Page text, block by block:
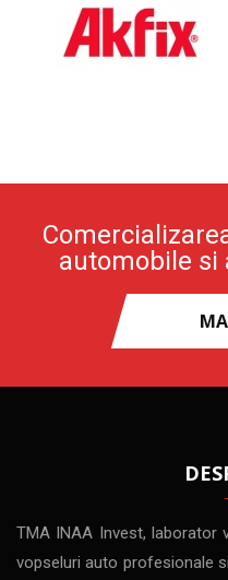
automobile si
TMA INAA Invest, laborator
vopseluri auto profesionale